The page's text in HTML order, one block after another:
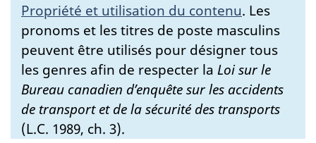
Propriété et utilisation du contenu. Les
pronoms et les titres de poste masculins
peuvent être utilisés pour désigner tous
les genres afin de respecter la Loi sur le
Bureau canadien d’enquête sur les accidents
de transport et de la sécurité des transports
(L.C. 1989, ch. 3).